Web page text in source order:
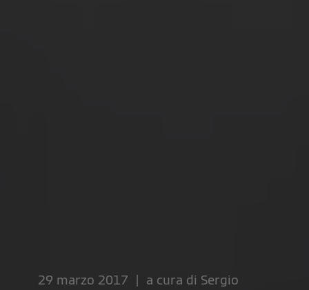
29 marzo 2017 | a cura di Sergio